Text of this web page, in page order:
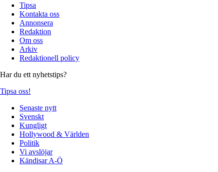
Tipsa
Kontakta oss
Annonsera
Redaktion
Om oss
Arkiv
Redaktionell policy
Har du ett nyhetstips?
Tipsa oss!
Senaste nytt
Svenskt
Kungligt
Hollywood & Världen
Politik
Vi avslöjar
Kändisar A-Ö